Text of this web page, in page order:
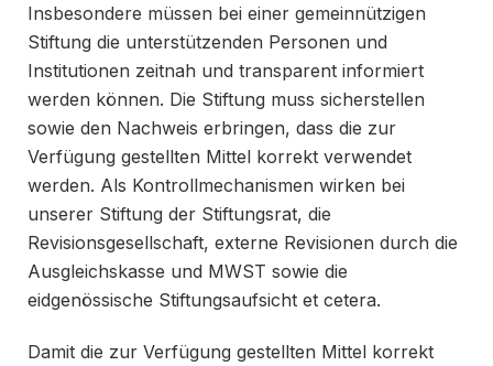
Insbesondere müssen bei einer gemeinnützigen
Stiftung die unterstützenden Personen und
Institutionen zeitnah und transparent informiert
werden können. Die Stiftung muss sicherstellen
sowie den Nachweis erbringen, dass die zur
Verfügung gestellten Mittel korrekt verwendet
werden. Als Kontrollmechanismen wirken bei
unserer Stiftung der Stiftungsrat, die
Revisionsgesellschaft, externe Revisionen durch die
Ausgleichskasse und MWST sowie die
eidgenössische Stiftungsaufsicht et cetera.
Damit die zur Verfügung gestellten Mittel korrekt